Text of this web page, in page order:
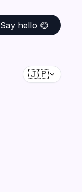
Say hello 😊
🇯🇵